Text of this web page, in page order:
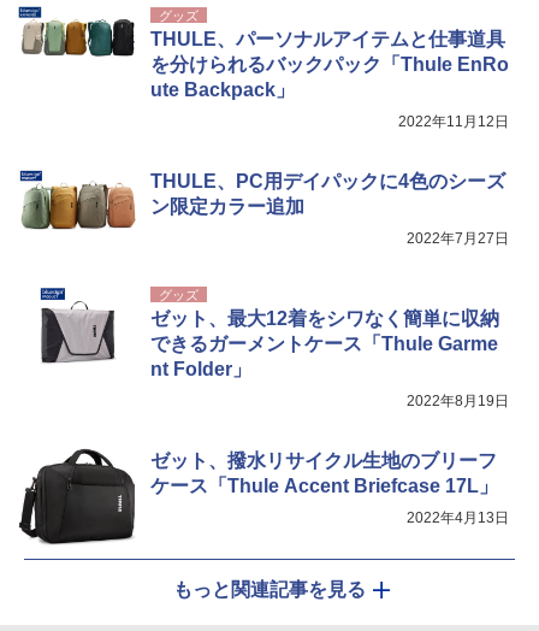
グッズ
THULE、パーソナルアイテムと仕事道具
を分けられるバックパック「Thule EnRo
ute Backpack」
2022年11月12日
THULE、PC用デイパックに4色のシーズ
ン限定カラー追加
2022年7月27日
グッズ
ゼット、最大12着をシワなく簡単に収納
できるガーメントケース「Thule Garme
nt Folder」
2022年8月19日
ゼット、撥水リサイクル生地のブリーフ
ケース「Thule Accent Briefcase 17L」
2022年4月13日
もっと関連記事を見る